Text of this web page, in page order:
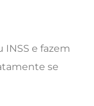
e fazem
se